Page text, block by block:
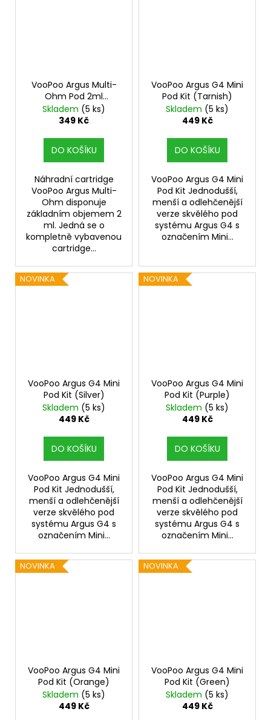
VooPoo Argus Multi-
Ohm Pod 2ml
náhradní cartridge 3ks
Skladem (5 ks)
349 Kč
DO KOŠÍKU
Náhradní cartridge
VooPoo Argus Multi-
Ohm disponuje
základním objemem 2
ml. Jedná se o
kompletně vybavenou
cartridge...
VooPoo Argus G4 Mini
Pod Kit (Tarnish)
Skladem (5 ks)
449 Kč
DO KOŠÍKU
VooPoo Argus G4 Mini
Pod Kit Jednodušší,
menší a odlehčenější
verze skvělého pod
systému Argus G4 s
označením Mini...
NOVINKA
VooPoo Argus G4 Mini
Pod Kit (Silver)
Skladem (5 ks)
449 Kč
DO KOŠÍKU
VooPoo Argus G4 Mini
Pod Kit Jednodušší,
menší a odlehčenější
verze skvělého pod
systému Argus G4 s
označením Mini...
NOVINKA
VooPoo Argus G4 Mini
Pod Kit (Purple)
Skladem (5 ks)
449 Kč
DO KOŠÍKU
VooPoo Argus G4 Mini
Pod Kit Jednodušší,
menší a odlehčenější
verze skvělého pod
systému Argus G4 s
označením Mini...
NOVINKA
VooPoo Argus G4 Mini
Pod Kit (Orange)
Skladem (5 ks)
449 Kč
NOVINKA
VooPoo Argus G4 Mini
Pod Kit (Green)
Skladem (5 ks)
449 Kč